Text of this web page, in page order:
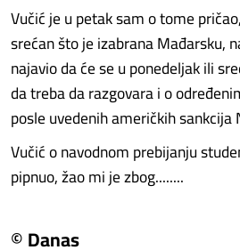
Vučić je u petak sam o tome
srećan što je izabrana Mađarsku,
najavio da će se u ponedeljak ili
da treba da razgovara i o
posle uvedenih američkih sankcija
Vučić o navodnom prebijanju
pipnuo, žao mi je zbog........
© Danas